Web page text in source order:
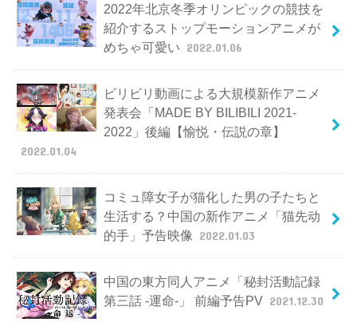
2022年北京冬季オリンピックの競技を
紹介するストップモーションアニメが
めちゃ可愛い 2022.01.06
ビリビリ動画による大規模新作アニメ
発表会「MADE BY BILIBILI 2021-
2022」後編【愉悦・伝説の章】
2022.01.04
コミュ障女子が猫化した男の子たちと
生活する？中国の新作アニメ「猫先动
的手」予告映像
2022.01.03
中国の東方同人アニメ「秘封活動記録
第三話 -運命-」 前編予告PV 2021.12.30